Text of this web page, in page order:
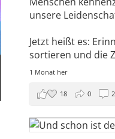
unsere
Jetzt heißt es:
sortieren und die
1 Monat her
18 0 2